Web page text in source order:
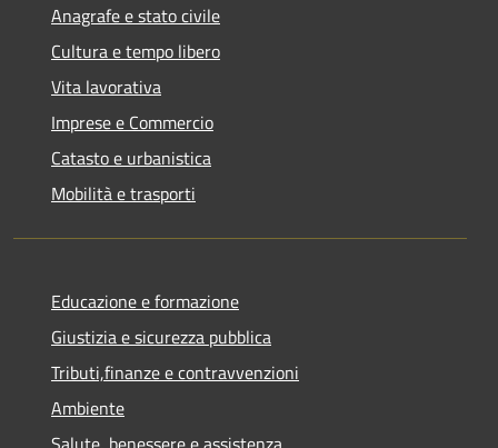
Anagrafe e stato civile
Cultura e tempo libero
Vita lavorativa
Imprese e Commercio
Catasto e urbanistica
Mobilità e trasporti
Educazione e formazione
Giustizia e sicurezza pubblica
Tributi,finanze e contravvenzioni
Ambiente